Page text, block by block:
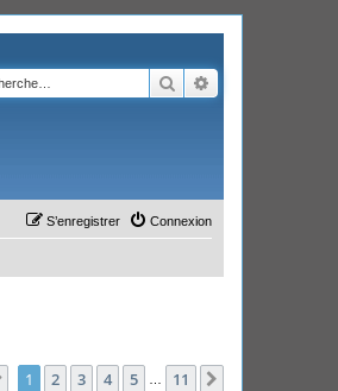
Rechercher
Connexion
S’enregistrer
Page sur11
1 2 3 4 5 11